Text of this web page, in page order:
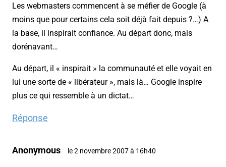
Les webmasters commencent à se méfier de Google (à
moins que pour certains cela soit déjà fait depuis ?…) A
la base, il inspirait confiance. Au départ donc, mais
dorénavant…
Au départ, il « inspirait » la communauté et elle voyait en
lui une sorte de « libérateur », mais là… Google inspire
plus ce qui ressemble à un dictat…
Réponse
Anonymous le 2 novembre 2007 à 16h40